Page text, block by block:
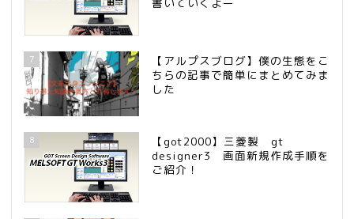
7
【アルプスブログ】僕の生態をこ
ちらの記事で簡単にまとめてみま
した
8
【got2000】三菱製 gt
designer3 画面新規作成手順を
ご紹介！